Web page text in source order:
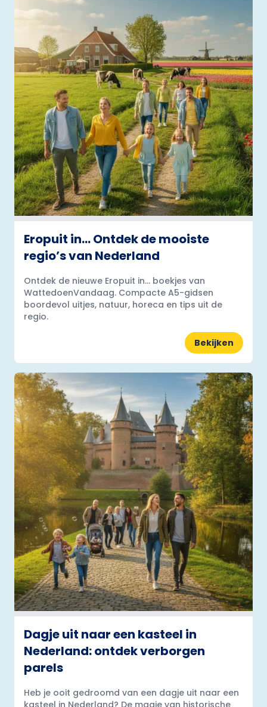
Eropuit in… Ontdek de mooiste
regio’s van Nederland
Ontdek de nieuwe Eropuit in... boekjes van
WattedoenVandaag. Compacte A5-gidsen
boordevol uitjes, natuur, horeca en tips uit de
regio.
Bekijken
Dagje uit naar een kasteel in
Nederland: ontdek verborgen
parels
Heb je ooit gedroomd van een dagje uit naar een
kasteel in Nederland? De magie van historische